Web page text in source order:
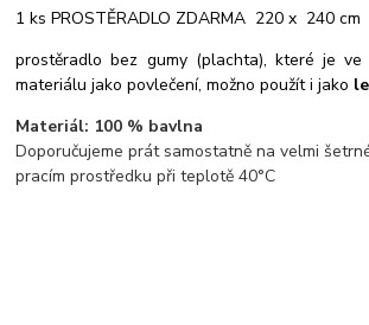
1 ks PROSTĚRADLO ZDARMA 220 x 240 cm
prostěradlo bez gumy (plachta), které je ve
materiálu jako povlečení, možno použít i jako
Materiál: 100 % bavlna
Doporučujeme prát samostatně na velmi
pracím prostředku při teplotě 40°C